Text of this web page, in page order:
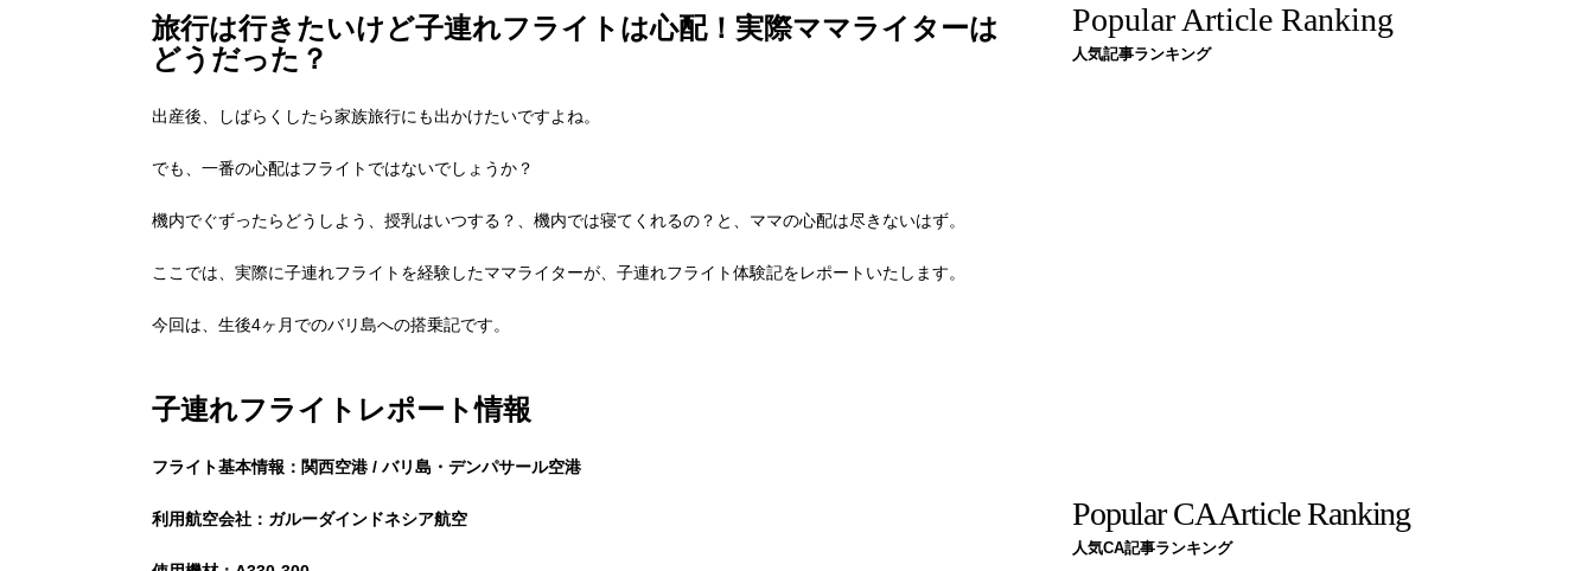
旅行は行きたいけど子連れフライトは心配！実際ママライターは
どうだった？
出産後、しばらくしたら家族旅行にも出かけたいですよね。
でも、一番の心配はフライトではないでしょうか？
機内でぐずったらどうしよう、授乳はいつする？、機内では寝てくれるの？と、ママの心配は尽きないはず。
ここでは、実際に子連れフライトを経験したママライターが、子連れフライト体験記をレポートいたします。
今回は、生後4ヶ月でのバリ島への搭乗記です。
子連れフライトレポート情報
フライト基本情報：関西空港 / バリ島・デンパサール空港
利用航空会社：ガルーダインドネシア航空
Popular Article Ranking
人気記事ランキング
Popular CA Article Ranking
人気CA記事ランキング